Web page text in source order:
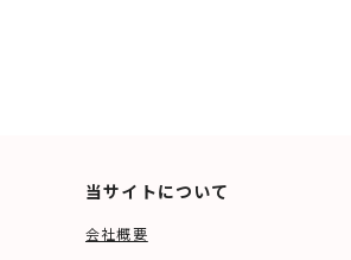
当サイトについて
会社概要